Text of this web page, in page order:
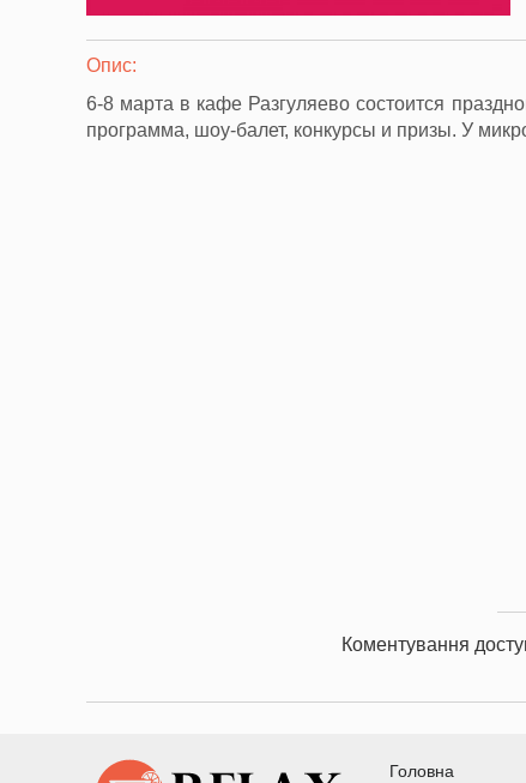
Опис:
6-8 марта в кафе Разгуляево состоится
программа, шоу-балет, конкурсы и призы. У
Коментування
Головна